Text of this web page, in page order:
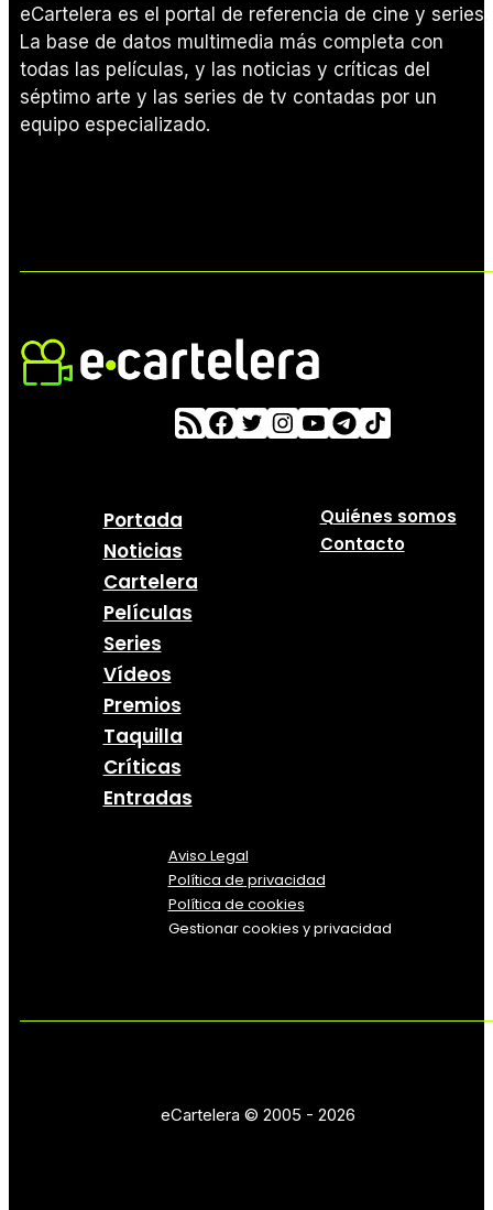
eCartelera es el portal de referencia de cine y series.
La base de datos multimedia más completa con
todas las películas, y las noticias y críticas del
séptimo arte y las series de tv contadas por un
equipo especializado.
Portada
Noticias
Cartelera
Películas
Series
Vídeos
Premios
Taquilla
Críticas
Entradas
Quiénes somos
Contacto
Aviso Legal
Política de privacidad
Política de cookies
Gestionar cookies y privacidad
eCartelera © 2005 - 2026